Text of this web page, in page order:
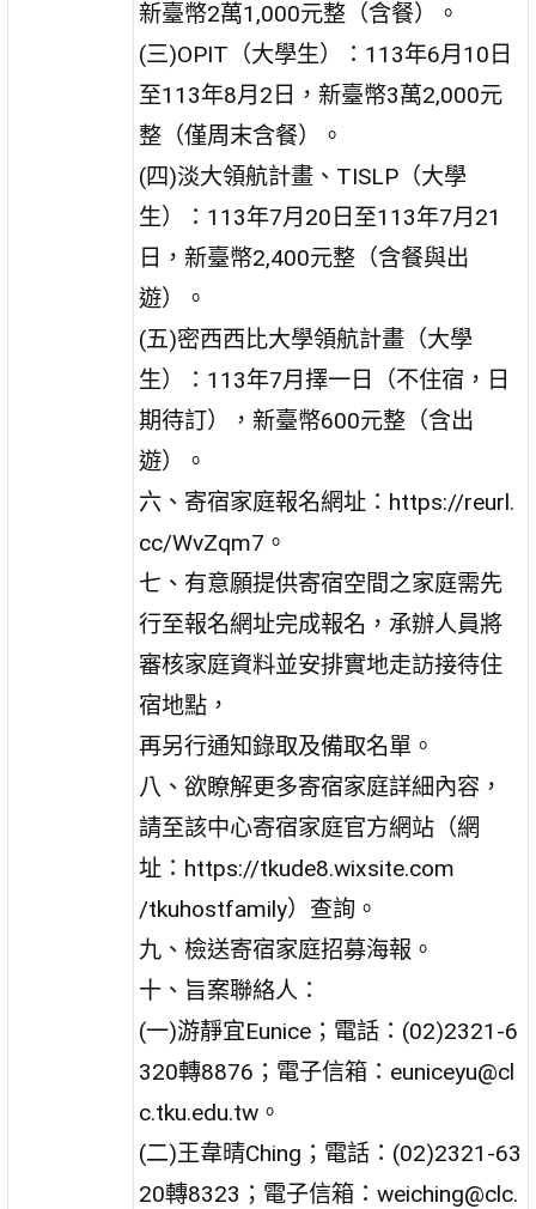
新臺幣2萬1,000元整（含餐）。
(三)OPIT（大學生）：113年6月10日
至113年8月2日，新臺幣3萬2,000元
整（僅周末含餐）。
(四)淡大領航計畫、TISLP（大學
生）：113年7月20日至113年7月21
日，新臺幣2,400元整（含餐與出
遊）。
(五)密西西比大學領航計畫（大學
生）：113年7月擇一日（不住宿，日
期待訂），新臺幣600元整（含出
遊）。
六、寄宿家庭報名網址：https://reurl.
cc/WvZqm7。
七、有意願提供寄宿空間之家庭需先
行至報名網址完成報名，承辦人員將
審核家庭資料並安排實地走訪接待住
宿地點，
再另行通知錄取及備取名單。
八、欲瞭解更多寄宿家庭詳細內容，
請至該中心寄宿家庭官方網站（網
址：https://tkude8.wixsite.com
/tkuhostfamily）查詢。
九、檢送寄宿家庭招募海報。
十、旨案聯絡人：
(一)游靜宜Eunice；電話：(02)2321-6
320轉8876；電子信箱：euniceyu@cl
c.tku.edu.tw。
(二)王韋晴Ching；電話：(02)2321-63
20轉8323；電子信箱：weiching@clc.